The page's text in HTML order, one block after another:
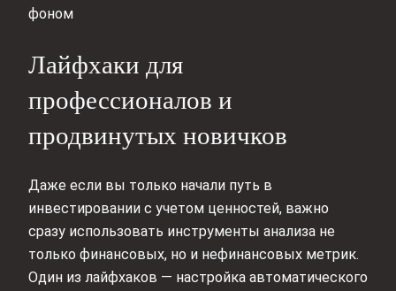
фоном
Лайфхаки для
профессионалов и
продвинутых новичков
Даже если вы только начали путь в
инвестировании с учетом ценностей, важно
сразу использовать инструменты анализа не
только финансовых, но и нефинансовых метрик.
Один из лайфхаков — настройка автоматического